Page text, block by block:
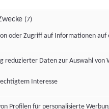
(7)
oder Zugriff auf Informationen auf
reduzierter Daten zur Auswahl von
Interesse
Profilen für personalisierte